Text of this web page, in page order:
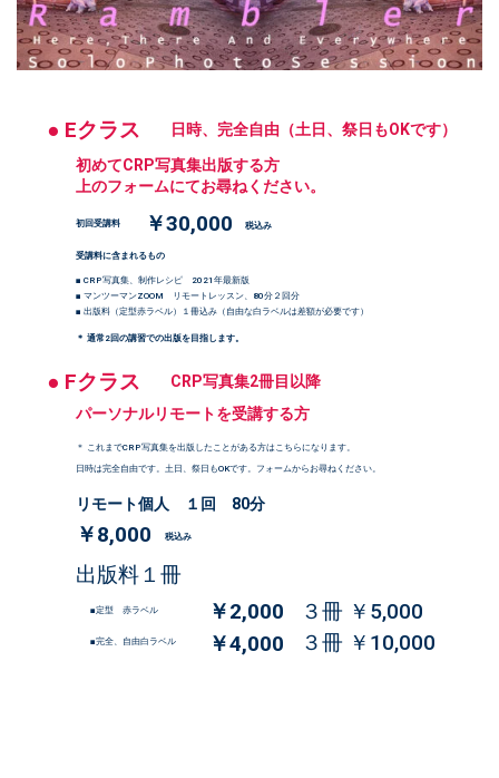
日時、完全自由（土日、祭日もOKです）
税込み
初めてCRP写真集出版する方
上のフォームにてお尋ねください。
CRP写真集2冊目以降
初回受講料
■ CRP写真集、制作レシピ 2021年最新版
■ マンツーマンZOOM リモートレッスン、80分２回分
■ 出版料（定型赤ラベル）１冊込み（自由な白ラベルは差額が必要です）
● Fクラス
● Eクラス
リモート個人 １回 80分
￥8,000 税込み
＊ これまでCRP写真集を出版したことがある方はこちらになります。
日時は完全自由です。土日、祭日もOKです。フォームからお尋ねください。
￥30,000
受講料に含まれるもの
＊ 通常2回の講習での出版を目指します。
パーソナルリモートを受講する方
出版料１冊
■定型 赤ラベル
■完全、自由白ラベル
￥2,000
￥4,000
３冊 ￥5,000
３冊 ￥10,000